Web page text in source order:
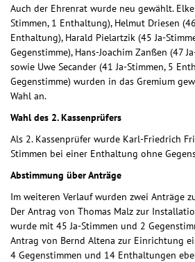
Auch der Ehrenrat wurde neu gewählt.
Stimmen, 1 Enthaltung), Helmut Driesen
Enthaltung), Harald Pielartzik (45 Ja-
Gegenstimme), Hans-Joachim Zanßen (47
sowie Uwe Secander (41 Ja-Stimmen, 5
Gegenstimme) wurden in das Gremium
Wahl an.
Wahl des 2. Kassenprüfers
Als 2. Kassenprüfer wurde Karl-Friedrich
Stimmen bei einer Enthaltung ohne
Abstimmung über Anträge
Im weiteren Verlauf wurden zwei Anträge
Der Antrag von Thomas Malz zur
wurde mit 45 Ja-Stimmen und 2
Antrag von Bernd Altena zur Einrichtung
4 Gegenstimmen und 14 Enthaltungen